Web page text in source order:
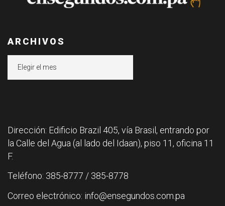
ARCHIVOS
Dirección: Edificio Brazil 405, vía Brasil, entrando por
la Calle del Agua (al lado del Idaan), piso 11, oficina 11
F.
Teléfono: 385-8777 / 385-8778
Correo electrónico: info@ensegundos.com.pa